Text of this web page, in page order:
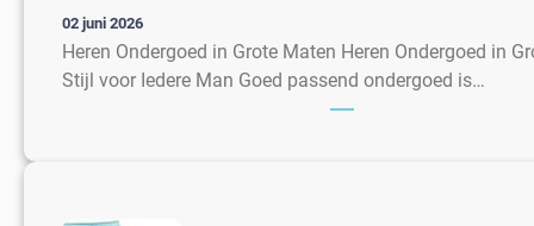
02 juni 2026
Heren Ondergoed in Grote Maten Heren Ondergoed in
Stijl voor Iedere Man Goed passend ondergoed is…